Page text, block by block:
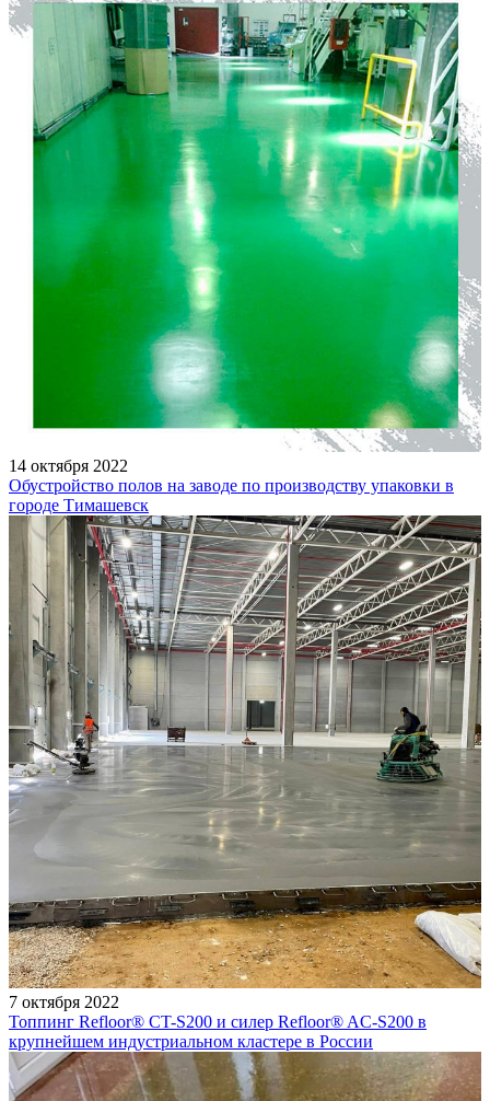
14 октября 2022
Обустройство полов на заводе по производству упаковки в
городе Тимашевск
7 октября 2022
Топпинг Refloor®️ CT-S200 и силер Refloor®️ AC-S200 в
крупнейшем индустриальном кластере в России